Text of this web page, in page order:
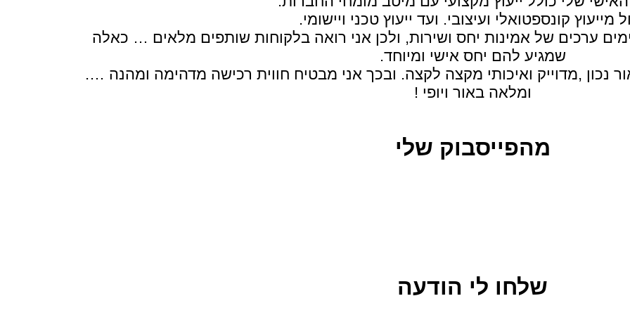
מייעוץ קונספטואלי ועיצובי. ועד ייעוץ טכני ויישומי.
ערכים של אמינות יחס ושירות, ולכן אני רואה בלקוחות שותפים מלאים … כאלה
שמגיע להם יחס אישי ומיוחד.
נכון ,מדוייק ואיכותי מקצה לקצה. ובכך אני מבטיח חווית רכישה מדהימה ומהנה ….
ומלאה באור ויופי !
מהפייסבוק שלי
שלחו לי הודעה